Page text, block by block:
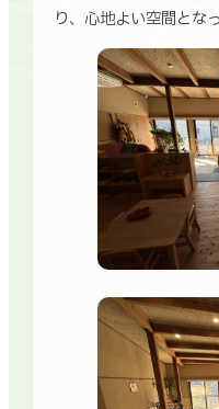
り、心地よい空間とな